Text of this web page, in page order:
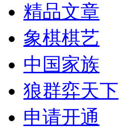
精品文章
象棋棋艺
中国家族
狼群弈天下
申请开通